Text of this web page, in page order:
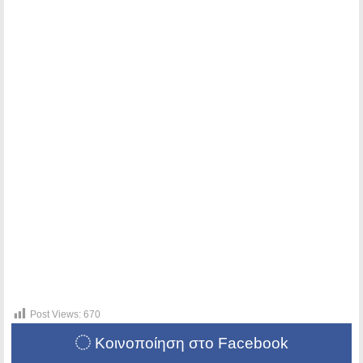
Post Views: 670
Κοινοποίηση στο Facebook